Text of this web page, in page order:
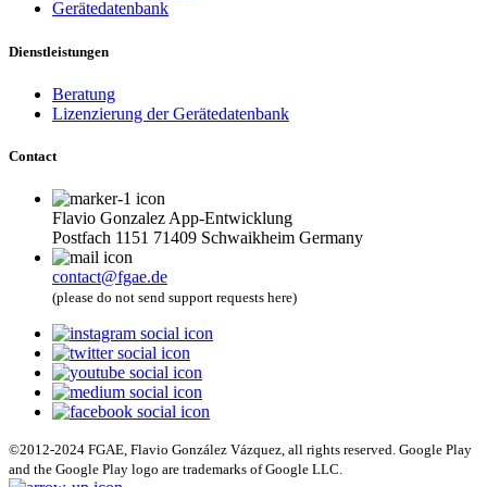
Gerätedatenbank
Dienstleistungen
Beratung
Lizenzierung der Gerätedatenbank
Contact
Flavio Gonzalez App-Entwicklung
Postfach 1151 71409 Schwaikheim Germany
contact@fgae.de
(please do not send support requests here)
©2012-2024 FGAE, Flavio González Vázquez, all rights reserved. Google Play
and the Google Play logo are trademarks of Google LLC.